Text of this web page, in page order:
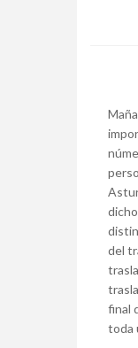
del
final
toda